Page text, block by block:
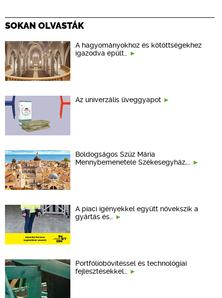
SOKAN OLVASTÁK
A hagyományokhoz és kötöttségekhez
igazodva épült…
Az univerzális üveggyapot
Boldogságos Szűz Mária
Mennybemenetele Székesegyház,…
A piaci igényekkel együtt növekszik a
gyártás és…
Portfólióbővítéssel és technológiai
fejlesztésekkel…